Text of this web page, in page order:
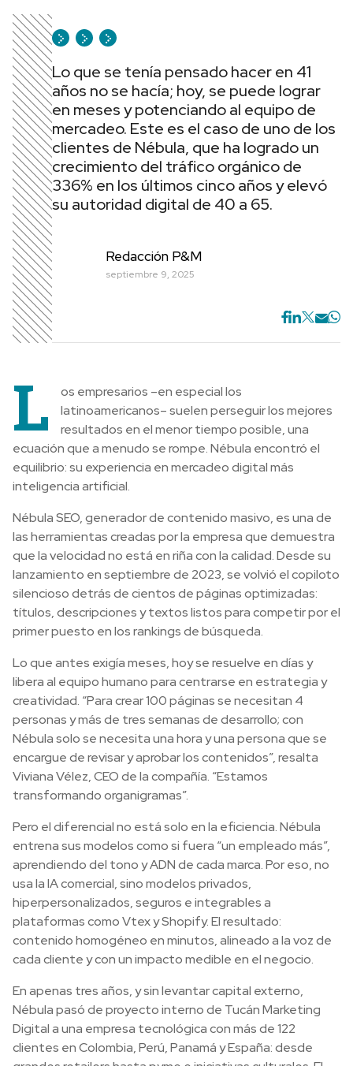
Lo que se tenía pensado hacer en 41
años no se hacía; hoy, se puede lograr
en meses y potenciando al equipo de
mercadeo. Este es el caso de uno de los
clientes de Nébula, que ha logrado un
crecimiento del tráfico orgánico de
336% en los últimos cinco años y elevó
su autoridad digital de 40 a 65.
Redacción P&M
septiembre 9, 2025
L
os empresarios –en especial los
latinoamericanos– suelen perseguir los mejores
resultados en el menor tiempo posible, una
ecuación que a menudo se rompe. Nébula encontró el
equilibrio: su experiencia en mercadeo digital más
inteligencia artificial.
Nébula SEO, generador de contenido masivo, es una de
las herramientas creadas por la empresa que demuestra
que la velocidad no está en riña con la calidad. Desde su
lanzamiento en septiembre de 2023, se volvió el copiloto
silencioso detrás de cientos de páginas optimizadas:
títulos, descripciones y textos listos para competir por el
primer puesto en los rankings de búsqueda.
Lo que antes exigía meses, hoy se resuelve en días y
libera al equipo humano para centrarse en estrategia y
creatividad. “Para crear 100 páginas se necesitan 4
personas y más de tres semanas de desarrollo; con
Nébula solo se necesita una hora y una persona que se
encargue de revisar y aprobar los contenidos”, resalta
Viviana Vélez, CEO de la compañía. “Estamos
transformando organigramas”.
Pero el diferencial no está solo en la eficiencia. Nébula
entrena sus modelos como si fuera “un empleado más”,
aprendiendo del tono y ADN de cada marca. Por eso, no
usa la IA comercial, sino modelos privados,
hiperpersonalizados, seguros e integrables a
plataformas como Vtex y Shopify. El resultado:
contenido homogéneo en minutos, alineado a la voz de
cada cliente y con un impacto medible en el negocio.
En apenas tres años, y sin levantar capital externo,
Nébula pasó de proyecto interno de Tucán Marketing
Digital a una empresa tecnológica con más de 122
clientes en Colombia, Perú, Panamá y España: desde